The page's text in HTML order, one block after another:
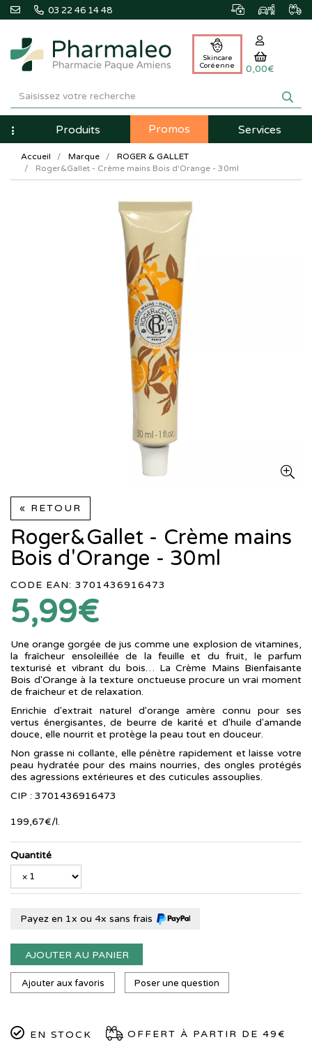
03 22 46 14 48
Pharmaleo
Pharmacie
Paque
Amiens
Skincare
Coréenne
0,00€
NavigationProduits Promos Services
Accueil Marque
ROGER & GALLET
Roger&Gallet - Crème mains Bois d'Orange - 30ml
« RETOUR
Roger&Gallet - Crème mains
Bois d'Orange - 30ml
CODE EAN: 3701436916473
5,99€
Une orange gorgée de jus comme une explosion de vitamines,
la fraîcheur ensoleillée de la feuille et du fruit, le parfum
texturisé et vibrant du bois… La Crème Mains Bienfaisante
Bois d'Orange à la texture onctueuse procure un vrai moment
de fraicheur et de relaxation.
Enrichie d'extrait naturel d'orange amère connu pour ses
vertus énergisantes, de beurre de karité et d'huile d'amande
douce, elle nourrit et protège la peau tout en douceur.
Non grasse ni collante, elle pénètre rapidement et laisse votre
peau hydratée pour des mains nourries, des ongles protégés
des agressions extérieures et des cuticules assouplies.
CIP : 3701436916473
199,67€/l.
Quantité
Payez en 1x ou 4x sans frais
AJOUTER AU PANIER
Ajouter aux favoris Poser une question
EN STOCK OFFERT À PARTIR DE 49€